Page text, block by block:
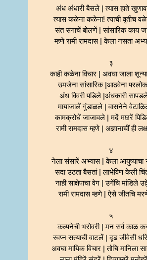
अंध अंधारी बैसले | त्यास हाते
त्यास कळेना कळेना! त्याची वृतीच
संत संगाचें बोलणें | सांसारिक काय
म्हणे रामी रामदास | केला नसता
३
काही कळेना विचार | अवघा जाला
उमजेना सांसारिक |आठवेना
अंध विवरी पडिले |अंधकारी
मायाजालें गुंडाळले | वासनेने
कामक्रोधें जाजावले | मदें मछरें
रामी रामदास म्हणे | अज्ञानाचीं ही
४
नेला संसारें अभ्यास | केला आयुष्याचा
सदा उठता बैसतां | लाभेविण केली
नाही साक्षेपाचा वेग | उगेंचि मांडिले
रामी रामदास म्हणे | ऐसे जीतचि
५
कल्पनेची भरोवरी | मन सर्व काळ
स्वप्न सत्याची वाटलें | दृढ जीवेसी
अवघा मायिक विचार | तोचि मानिला